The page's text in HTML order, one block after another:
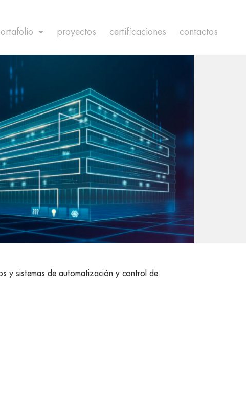
proyectos certificaciones contactos
y sistemas de automatización y control de